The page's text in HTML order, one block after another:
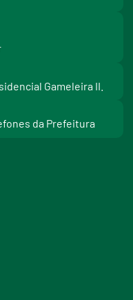
Gameleira II.
da Prefeitura